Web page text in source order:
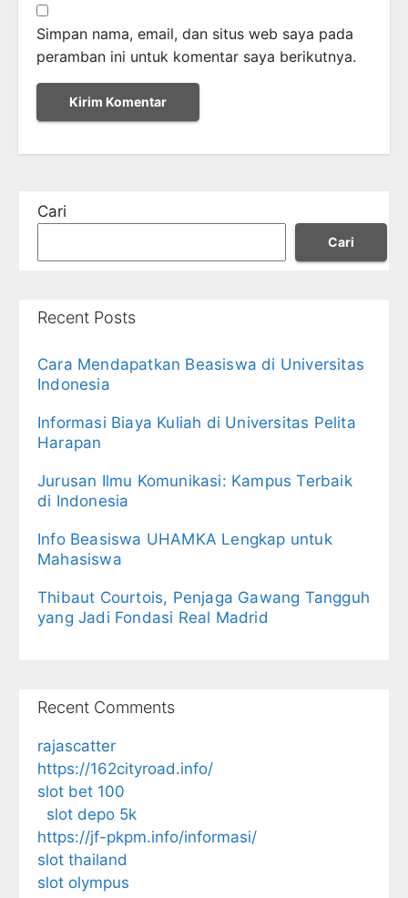
Simpan nama, email, dan situs web saya pada
peramban ini untuk komentar saya berikutnya.
Cari
Cari
Recent Posts
Cara Mendapatkan Beasiswa di Universitas
Indonesia
Informasi Biaya Kuliah di Universitas Pelita
Harapan
Jurusan Ilmu Komunikasi: Kampus Terbaik
di Indonesia
Info Beasiswa UHAMKA Lengkap untuk
Mahasiswa
Thibaut Courtois, Penjaga Gawang Tangguh
yang Jadi Fondasi Real Madrid
Recent Comments
rajascatter
https://162cityroad.info/
slot bet 100
slot depo 5k
https://jf-pkpm.info/informasi/
slot thailand
slot olympus